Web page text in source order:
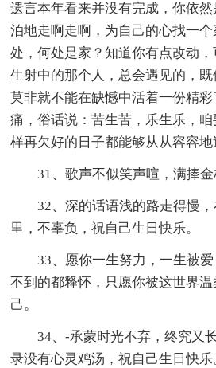
遗言本年看来并没有完成，你依
泊地走啊走啊，为自己的心找一
处，何处是家？知道你有点改动，
生射中的那个人，总会遇见的，
莫非就不能在缺憾中活着一份精
痛，俗话说：苦生苦，乐生乐，
样再欠好的日子都能够从从容容地
31、歌声不似笑声喧，满捧金
32、深的话语浅的路走得慢，
里，不辜负，祝自己生日快乐。
33、愿你一生努力，一生被爱
不到的都释怀，只愿你被这世界
己。
34、-承蒙时光不弃，终究又
录没有心灵鸡汤，祝自己生日快乐